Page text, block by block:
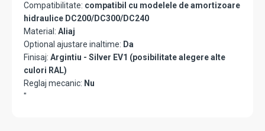
Compatibilitate: compatibil cu modelele de amortizoare
hidraulice DC200/DC300/DC240
Material: Aliaj
Optional ajustare inaltime: Da
Finisaj: Argintiu - Silver EV1 (posibilitate alegere alte
culori RAL)
Reglaj mecanic: Nu
"